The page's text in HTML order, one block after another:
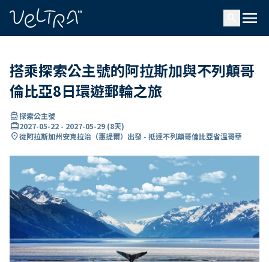
menu
搭乘探索公主號的阿拉斯加與不列顛哥
倫比亞8日環遊郵輪之旅
directions_boat探索公主號
card_travel2027-05-22 - 2027-05-29 (8天)
location_on從阿拉斯加州安克拉治（惠提爾）出發 - 抵達不列顛哥倫比亞省溫哥華